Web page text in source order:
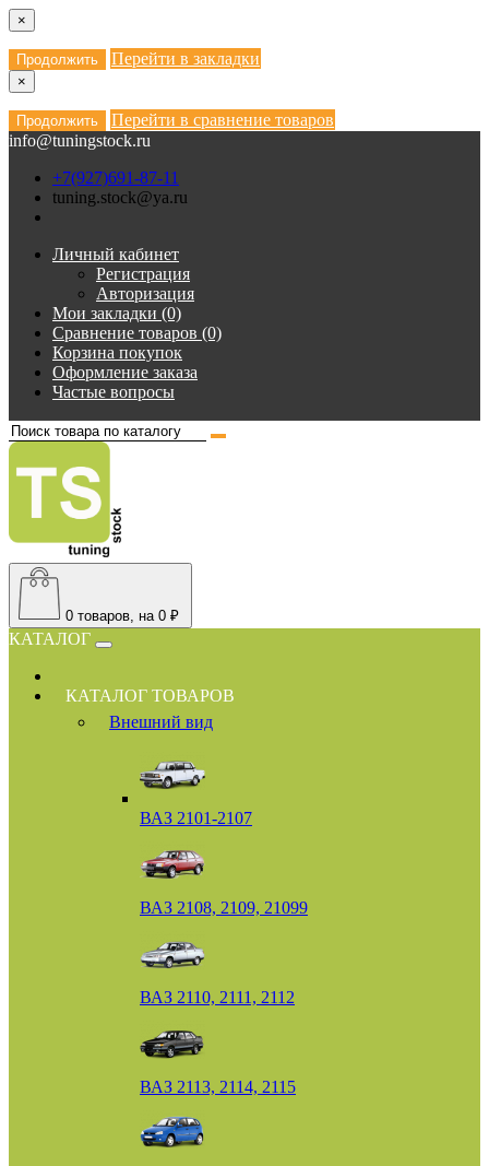
×
Продолжить Перейти в закладки
×
Продолжить
Перейти в сравнение товаров
info@tuningstock.ru
+7(927)691-87-11
tuning.stock@ya.ru
Личный кабинет
Регистрация
Авторизация
Мои закладки (0)
Сравнение товаров (0)
Корзина покупок
Оформление заказа
Частые вопросы
0 товаров, на 0 ₽
КАТАЛОГ
КАТАЛОГ ТОВАРОВ
Внешний вид
ВАЗ 2101-2107
ВАЗ 2108, 2109, 21099
ВАЗ 2110, 2111, 2112
ВАЗ 2113, 2114, 2115